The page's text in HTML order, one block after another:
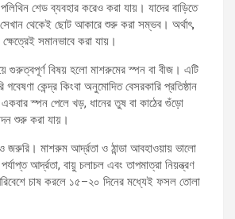
শেড ব্যবহার করেও করা যায়। যাদের বাড়িতে
সেখান থেকেই ছোট আকারে শুরু করা সম্ভব। অর্থাৎ,
সমানভাবে করা যায়।
গুরুত্বপূর্ণ বিষয় হলো মাশরুমের স্পন বা বীজ। এটি
গবেষণা কেন্দ্র কিংবা অনুমোদিত বেসরকারি প্রতিষ্ঠান
স্পন পেলে খড়, ধানের তুষ বা কাঠের গুঁড়ো
শুরু করা যায়।
জরুরি। মাশরুম আর্দ্রতা ও ঠান্ডা আবহাওয়ায় ভালো
আর্দ্রতা, বায়ু চলাচল এবং তাপমাত্রা নিয়ন্ত্রণ
চাষ করলে ১৫–২০ দিনের মধ্যেই ফসল তোলা